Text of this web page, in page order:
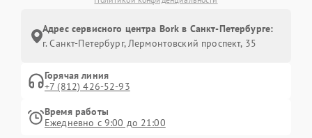
Адрес сервисного центра Bork в Санкт-Петербурге:
г. Санкт-Петербург, Лермонтовский проспект, 35
Горячая линия
+7 (812) 426-52-93
Время работы
Ежедневно с 9:00 до 21:00